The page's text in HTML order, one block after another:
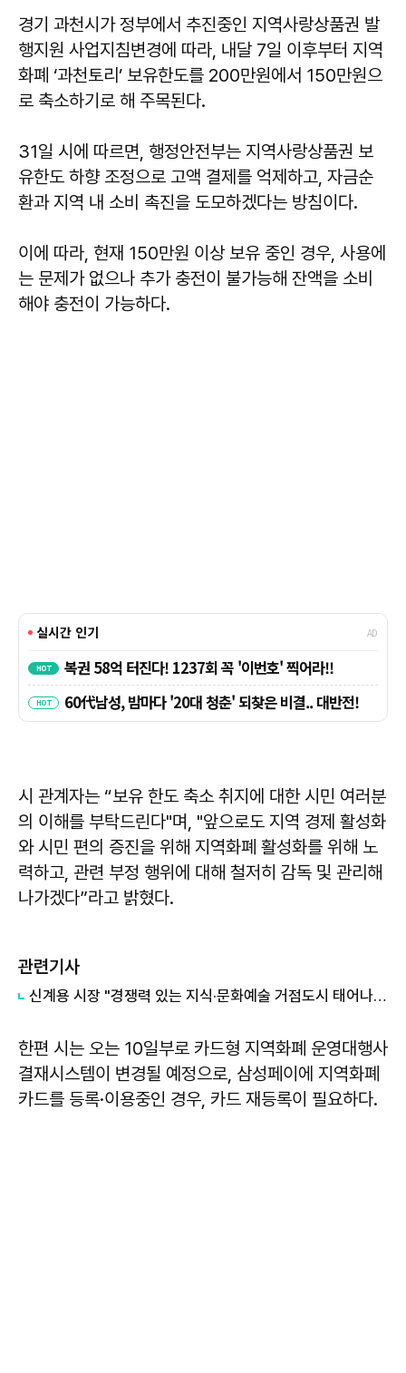
경기 과천시가 정부에서 추진중인 지역사랑상품권 발
행지원 사업지침변경에 따라, 내달 7일 이후부터 지역
화폐 ‘과천토리’ 보유한도를 200만원에서 150만원으
로 축소하기로 해 주목된다.
31일 시에 따르면, 행정안전부는 지역사랑상품권 보
유한도 하향 조정으로 고액 결제를 억제하고, 자금순
환과 지역 내 소비 촉진을 도모하겠다는 방침이다.
이에 따라, 현재 150만원 이상 보유 중인 경우, 사용에
는 문제가 없으나 추가 충전이 불가능해 잔액을 소비
해야 충전이 가능하다.
시 관계자는 “보유 한도 축소 취지에 대한 시민 여러분
의 이해를 부탁드린다"며, "앞으로도 지역 경제 활성화
와 시민 편의 증진을 위해 지역화폐 활성화를 위해 노
력하고, 관련 부정 행위에 대해 철저히 감독 및 관리해
나가겠다”라고 밝혔다.
관련기사
신계용 시장 "경쟁력 있는 지식·문화예술 거점도시 태어나도록 행정력 집중할 것"
한편 시는 오는 10일부로 카드형 지역화폐 운영대행사
결재시스템이 변경될 예정으로, 삼성페이에 지역화폐
카드를 등록·이용중인 경우, 카드 재등록이 필요하다.